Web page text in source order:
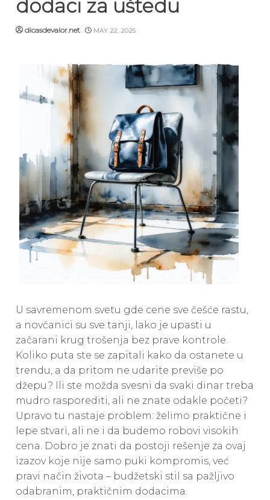
dodaci za uštedu
dicasdevalor.net MAY 22, 2025
U savremenom svetu gde cene sve češće rastu,
a novčanici su sve tanji, lako je upasti u
začarani krug trošenja bez prave kontrole.
Koliko puta ste se zapitali kako da ostanete u
trendu, a da pritom ne udarite previše po
džepu? Ili ste možda svesni da svaki dinar treba
mudro rasporediti, ali ne znate odakle početi?
Upravo tu nastaje problem: želimo praktične i
lepe stvari, ali ne i da budemo robovi visokih
cena. Dobro je znati da postoji rešenje za ovaj
izazov koje nije samo puki kompromis, već
pravi način života – budžetski stil sa pažljivo
odabranim, praktičnim dodacima.